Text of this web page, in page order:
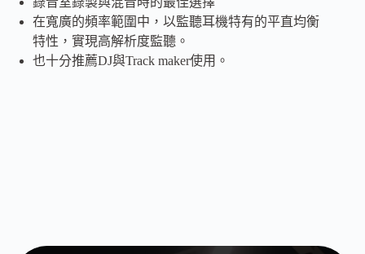
在寬廣的頻率範圍中，以監聽耳機特有的平直均衡
特性，實現高解析度監聽。
也十分推薦DJ與Track maker使用。